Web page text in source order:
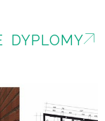
DYPLOMY